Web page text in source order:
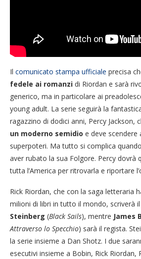
Il comunicato stampa ufficiale precisa
fedele ai romanzi di Riordan e sarà
generico, ma in particolare ai
young adult. La serie seguirà la
ragazzino di dodici anni, Percy Jackson,
un moderno semidio e deve scendere
superpoteri. Ma tutto si complica
aver rubato la sua Folgore. Percy dovrà
tutta l’America per ritrovarla e riportare
Rick Riordan, che con la saga letteraria
milioni di libri in tutto il mondo, scriverà
Steinberg (Black Sails), mentre James
Attraverso lo Specchio) sarà il regista.
la serie insieme a Dan Shotz. I due
esecutivi insieme a Bobin, Rick Riordan,